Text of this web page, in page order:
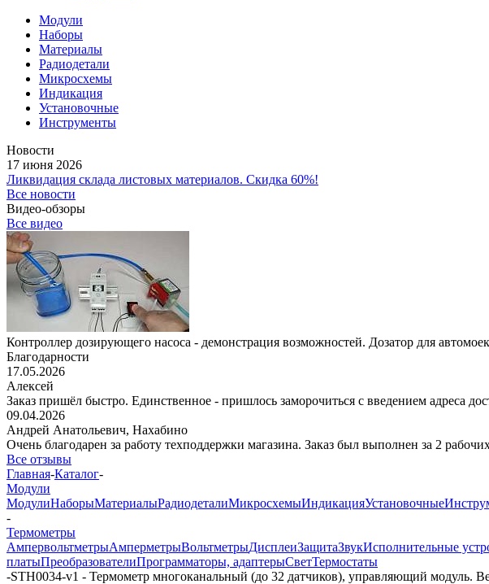
Модули
Наборы
Материалы
Радиодетали
Микросхемы
Индикация
Установочные
Инструменты
Новости
17 июня 2026
Ликвидация склада листовых материалов. Скидка 60%!
Все новости
Видео-обзоры
Все видео
Контроллер дозирующего насоса - демонстрация возможностей. Дозатор для
Благодарности
17.05.2026
Алексей
Заказ пришёл быстро. Единственное - пришлось заморочиться с введением адреса
09.04.2026
Андрей Анатольевич, Нахабино
Очень благодарен за работу техподдержки магазина. Заказ был выполнен за 2
Все отзывы
Главная-Каталог-
Модули
МодулиНаборыМатериалыРадиодеталиМикросхемыИндикацияУстановочные
-
Термометры
АмпервольтметрыАмперметрыВольтметрыДисплеиЗащитаЗвукИсполнительные
платыПреобразователиПрограмматоры, адаптерыСветТермостаты
-STH0034-v1 - Термометр многоканальный (до 32 датчиков), управляющий модуль.